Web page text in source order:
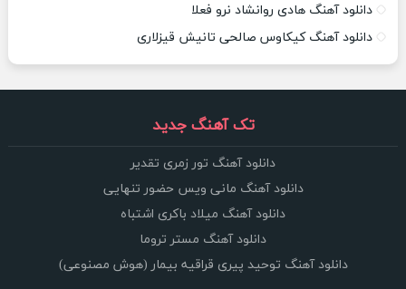
دانلود آهنگ هادی روانشاد نرو فعلا
دانلود آهنگ کیکاوس صالحی تانیش قیزلاری
تک آهنگ جدید
دانلود آهنگ تور زمری تقدیر
دانلود آهنگ مانی ویس حضور تنهایی
دانلود آهنگ میلاد باکری اشتباه
دانلود آهنگ مستر تروما
دانلود آهنگ توحید پیری قراقیه بیمار (هوش مصنوعی)